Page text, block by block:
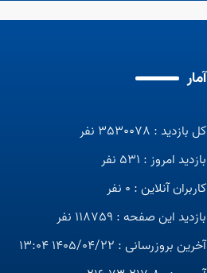
آمار
کل بازدید : 3530078 نفر
بازدید امروز : 531 نفر
کاربران آنلاین : 0 نفر
بازدید این صفحه : 118759 نفر
آخرین بروزرسانی : 1405/04/22 13:04